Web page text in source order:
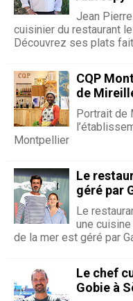
Jean
cuisinier du restaurant le
Découvrez ses plats
CQP
de
Portrait de
Montpellier
Le
géré par
Le
une
de la mer est géré par
Le chef
Gobie à